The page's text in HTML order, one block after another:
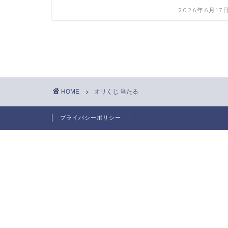
2026年6月17
HOME オリくじ 当たる
プライバシーポリシー